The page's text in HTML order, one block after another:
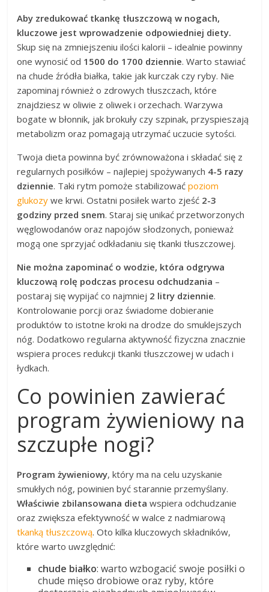
Aby zredukować tkankę tłuszczową w nogach,
kluczowe jest wprowadzenie odpowiedniej diety.
Skup się na zmniejszeniu ilości kalorii – idealnie powinny
one wynosić od 1500 do 1700 dziennie. Warto stawiać
na chude źródła białka, takie jak kurczak czy ryby. Nie
zapominaj również o zdrowych tłuszczach, które
znajdziesz w oliwie z oliwek i orzechach. Warzywa
bogate w błonnik, jak brokuły czy szpinak, przyspieszają
metabolizm oraz pomagają utrzymać uczucie sytości.
Twoja dieta powinna być zrównoważona i składać się z
regularnych posiłków – najlepiej spożywanych 4-5 razy
dziennie. Taki rytm pomoże stabilizowaćpoziom
glukozy we krwi. Ostatni posiłek warto zjeść 2-3
godziny przed snem. Staraj się unikać przetworzonych
węglowodanów oraz napojów słodzonych, ponieważ
mogą one sprzyjać odkładaniu się tkanki tłuszczowej.
Nie można zapominać o wodzie, która odgrywa
kluczową rolę podczas procesu odchudzania –
postaraj się wypijać co najmniej 2 litry dziennie.
Kontrolowanie porcji oraz świadome dobieranie
produktów to istotne kroki na drodze do smuklejszych
nóg. Dodatkowo regularna aktywność fizyczna znacznie
wspiera proces redukcji tkanki tłuszczowej w udach i
łydkach.
Co powinien zawierać
program żywieniowy na
szczupłe nogi?
Program żywieniowy, który ma na celu uzyskanie
smukłych nóg, powinien być starannie przemyślany.
Właściwie zbilansowana dieta wspiera odchudzanie
oraz zwiększa efektywność w walce z nadmiarową
tkanką tłuszczową. Oto kilka kluczowych składników,
które warto uwzględnić:
chude białko: warto wzbogacić swoje posiłki o
chude mięso drobiowe oraz ryby, które